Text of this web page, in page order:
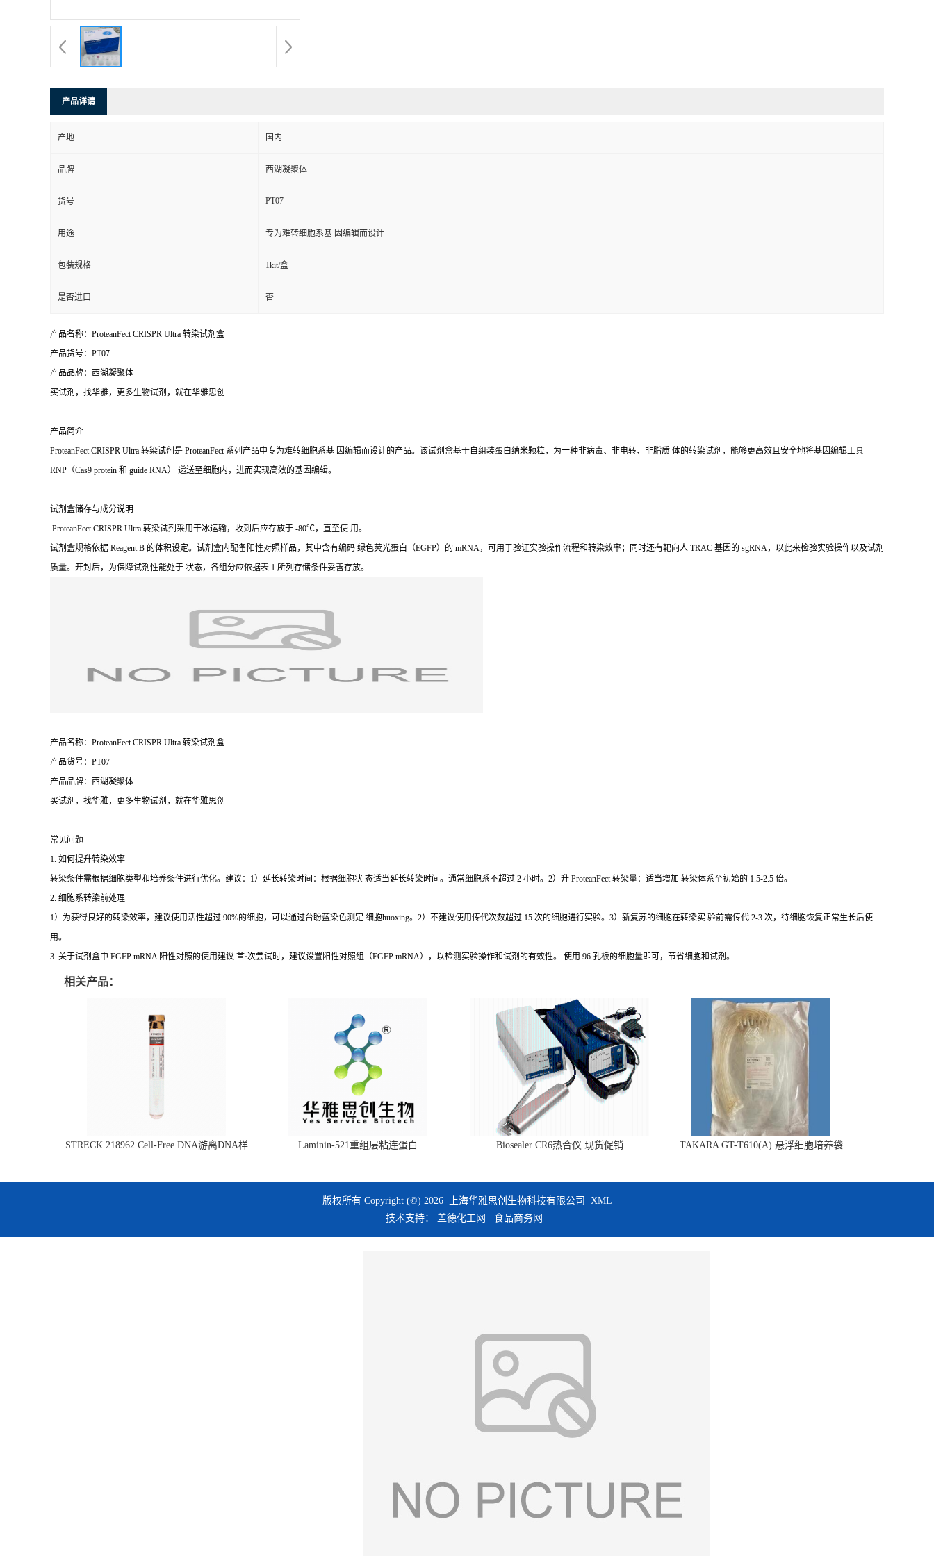
产品详请
产地 国内
品牌 西湖凝聚体
货号 PT07
用途 专为难转细胞系基 因编辑而设计
包装规格 1kit/盒
是否进口 否
产品名称：ProteanFect CRISPR Ultra 转染试剂盒
产品货号：PT07
产品品牌：西湖凝聚体
买试剂，找华雅，更多生物试剂，就在华雅思创
产品简介
ProteanFect CRISPR Ultra 转染试剂是 ProteanFect 系列产品中专为难转细胞系基 因编辑而设计的产品。该试剂盒基于自组装蛋白纳米颗粒，为一种非病毒、非电转、非脂质 体的转染试剂，能够更高效且安全地将基因编辑工具
RNP（Cas9 protein 和 guide RNA） 递送至细胞内，进而实现高效的基因编辑。
试剂盒储存与成分说明
ProteanFect CRISPR Ultra 转染试剂采用干冰运输，收到后应存放于 -80℃，直至使 用。
试剂盒规格依据 Reagent B 的体积设定。试剂盒内配备阳性对照样品，其中含有编码 绿色荧光蛋白（EGFP）的 mRNA，可用于验证实验操作流程和转染效率；同时还有靶向人 TRAC 基因的 sgRNA，以此来检验实验操作以及试剂
质量。开封后，为保障试剂性能处于 状态，各组分应依据表 1 所列存储条件妥善存放。
产品名称：ProteanFect CRISPR Ultra 转染试剂盒
产品货号：PT07
产品品牌：西湖凝聚体
买试剂，找华雅，更多生物试剂，就在华雅思创
常见问题
1. 如何提升转染效率
转染条件需根据细胞类型和培养条件进行优化。建议：1）延长转染时间：根据细胞状 态适当延长转染时间。通常细胞系不超过 2 小时。2）升 ProteanFect 转染量：适当增加 转染体系至初始的 1.5-2.5 倍。
2. 细胞系转染前处理
1）为获得良好的转染效率，建议使用活性超过 90%的细胞，可以通过台盼蓝染色测定 细胞huoxing。2）不建议使用传代次数超过 15 次的细胞进行实验。3）新复苏的细胞在转染实 验前需传代 2-3 次，待细胞恢复正常生长后使
用。
3. 关于试剂盒中 EGFP mRNA 阳性对照的使用建议 首·次尝试时，建议设置阳性对照组（EGFP mRNA），以检测实验操作和试剂的有效性。 使用 96 孔板的细胞量即可，节省细胞和试剂。
相关产品：
STRECK 218962 Cell-Free DNA游离DNA样
Laminin-521重组层粘连蛋白 Biosealer CR6热合仪 现货促销 TAKARA GT-T610(A) 悬浮细胞培养袋
版权所有 Copyright (©) 2026 上海华雅思创生物科技有限公司
XML
技术支持： 盖德化工网 食品商务网